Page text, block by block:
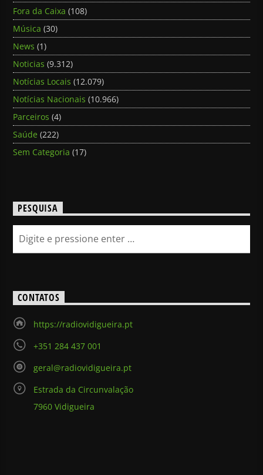
Fora da Caixa (108)
Música (30)
News (1)
Noticias (9.312)
Notícias Locais (12.079)
Notícias Nacionais (10.966)
Parceiros (4)
Saúde (222)
Sem Categoria (17)
PESQUISA
CONTATOS
https://radiovidigueira.pt
+351 284 437 001
geral@radiovidigueira.pt
Estrada da Circunvalação
7960 Vidigueira